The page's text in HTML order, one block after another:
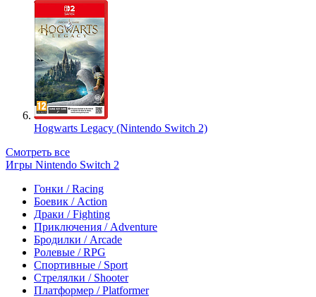
Hogwarts Legacy (Nintendo Switch 2)
Смотреть все
Игры Nintendo Switch 2
Гонки / Racing
Боевик / Action
Драки / Fighting
Приключения / Adventure
Бродилки / Arcade
Ролевые / RPG
Спортивные / Sport
Стрелялки / Shooter
Платформер / Platformer